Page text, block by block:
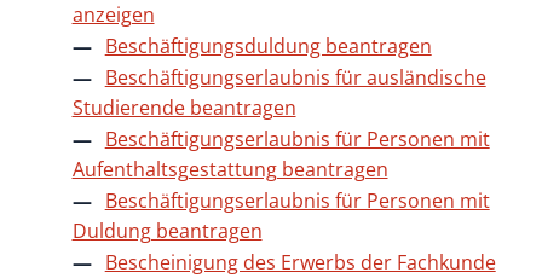
anzeigen
Beschäftigungsduldung beantragen
Beschäftigungserlaubnis für ausländische
Studierende beantragen
Beschäftigungserlaubnis für Personen mit
Aufenthaltsgestattung beantragen
Beschäftigungserlaubnis für Personen mit
Duldung beantragen
Bescheinigung des Erwerbs der Fachkunde